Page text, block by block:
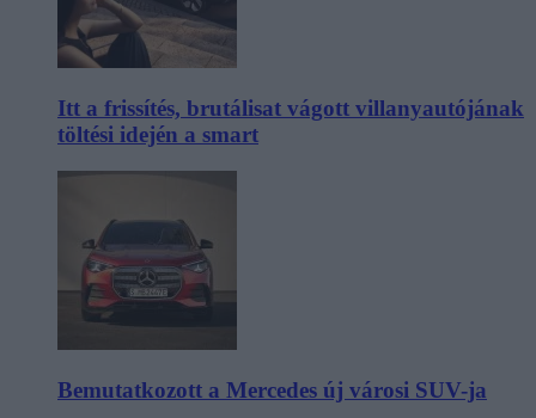
Itt a frissítés, brutálisat vágott villanyautójának
töltési idején a smart
Bemutatkozott a Mercedes új városi SUV-ja